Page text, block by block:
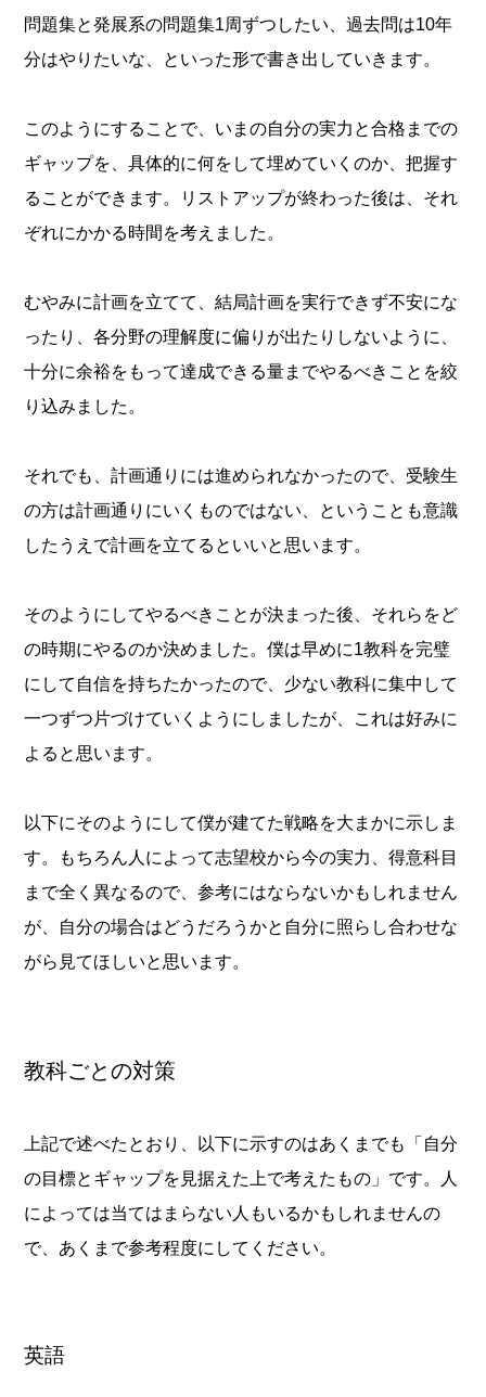
問題集と発展系の問題集1周ずつしたい、過去問は10年
分はやりたいな、といった形で書き出していきます。
このようにすることで、いまの自分の実力と合格までの
ギャップを、具体的に何をして埋めていくのか、把握す
ることができます。リストアップが終わった後は、それ
ぞれにかかる時間を考えました。
むやみに計画を立てて、結局計画を実行できず不安にな
ったり、各分野の理解度に偏りが出たりしないように、
十分に余裕をもって達成できる量までやるべきことを絞
り込みました。
それでも、計画通りには進められなかったので、受験生
の方は計画通りにいくものではない、ということも意識
したうえで計画を立てるといいと思います。
そのようにしてやるべきことが決まった後、それらをど
の時期にやるのか決めました。僕は早めに1教科を完璧
にして自信を持ちたかったので、少ない教科に集中して
一つずつ片づけていくようにしましたが、これは好みに
よると思います。
以下にそのようにして僕が建てた戦略を大まかに示しま
す。もちろん人によって志望校から今の実力、得意科目
まで全く異なるので、参考にはならないかもしれません
が、自分の場合はどうだろうかと自分に照らし合わせな
がら見てほしいと思います。
教科ごとの対策
上記で述べたとおり、以下に示すのはあくまでも「自分
の目標とギャップを見据えた上で考えたもの」です。人
によっては当てはまらない人もいるかもしれませんの
で、あくまで参考程度にしてください。
英語